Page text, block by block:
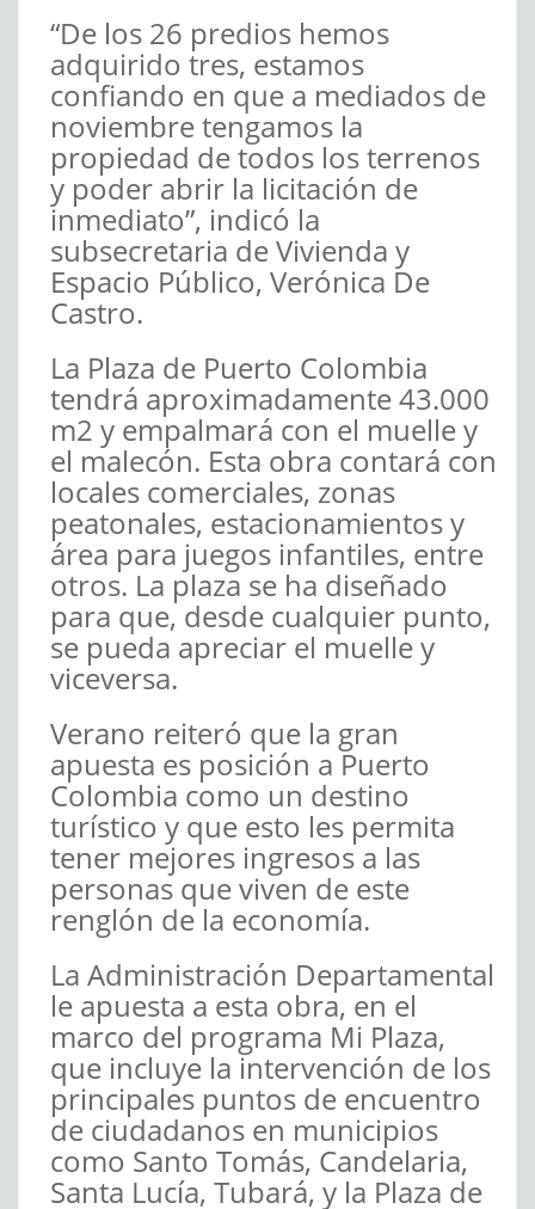
“De los 26 predios hemos
adquirido tres, estamos
confiando en que a mediados de
noviembre tengamos la
propiedad de todos los terrenos
y poder abrir la licitación de
inmediato”, indicó la
subsecretaria de Vivienda y
Espacio Público, Verónica De
Castro.
La Plaza de Puerto Colombia
tendrá aproximadamente 43.000
m2 y empalmará con el muelle y
el malecón. Esta obra contará con
locales comerciales, zonas
peatonales, estacionamientos y
área para juegos infantiles, entre
otros. La plaza se ha diseñado
para que, desde cualquier punto,
se pueda apreciar el muelle y
viceversa.
Verano reiteró que la gran
apuesta es posición a Puerto
Colombia como un destino
turístico y que esto les permita
tener mejores ingresos a las
personas que viven de este
renglón de la economía.
La Administración Departamental
le apuesta a esta obra, en el
marco del programa Mi Plaza,
que incluye la intervención de los
principales puntos de encuentro
de ciudadanos en municipios
como Santo Tomás, Candelaria,
Santa Lucía, Tubará, y la Plaza de